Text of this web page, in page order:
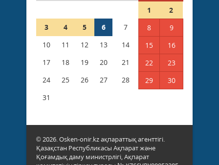
1
2
3
4 5 6 7 8
9
10
11 12 13 14 15
16
17
18 19 20 21 22
23
24
25 26 27 28 29
30
31
© 2026. Osken-onir.kz ақпараттық агенттігі.
Қазақстан Республикасы Ақпарат және
Қоғамдық даму министрлігі, Ақпарат